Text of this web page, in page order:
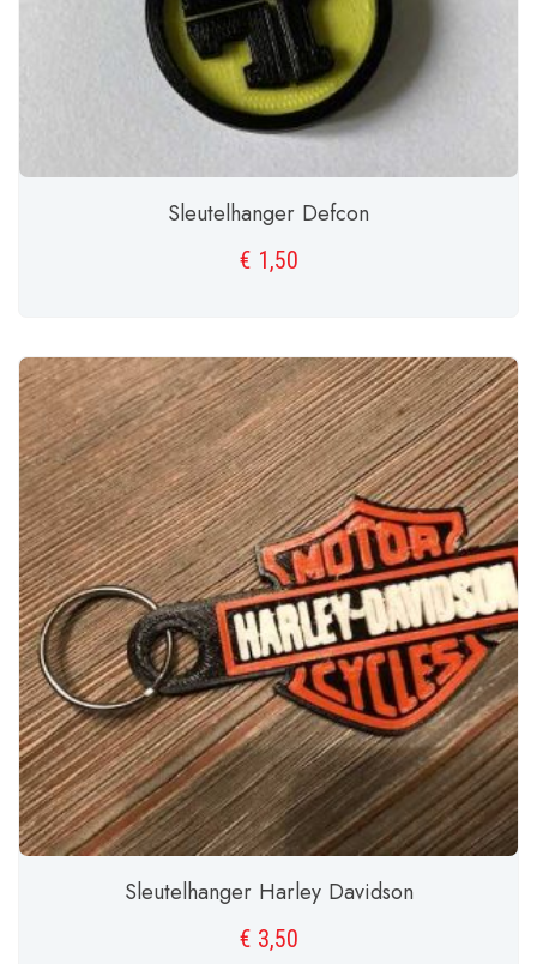
Sleutelhanger Defcon
€1,50
TOEVOEGEN AAN WINKELWAGEN
Sleutelhanger Harley Davidson
€3,50